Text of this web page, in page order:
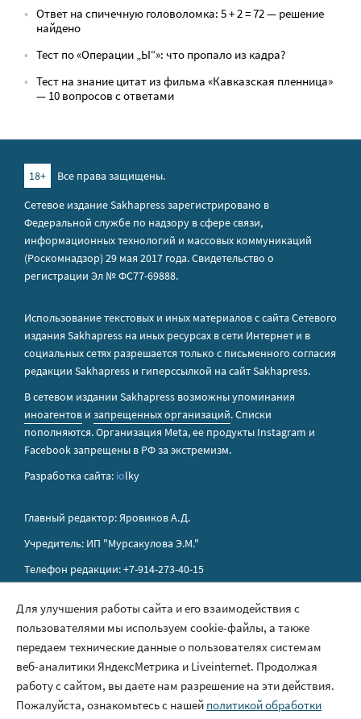
Ответ на спичечную головоломка: 5 + 2 = 72 — решение
найдено
Тест по «Операции „Ы“»: что пропало из кадра?
Тест на знание цитат из фильма «Кавказская пленница»
— 10 вопросов с ответами
18+
Все права защищены.
Сетевое издание Sakhapress зарегистрировано в
Федеральной службе по надзору в сфере связи,
информационных технологий и массовых коммуникаций
(Роскомнадзор) 29 мая 2017 года. Свидетельство о
регистрации Эл № ФС77-69888.
Использование текстовых и иных материалов с сайта Сетевого
издания Sakhapress на иных ресурсах в сети Интернет и в
социальных сетях разрешается только с письменного согласия
редакции Sakhapress и гиперссылкой на сайт Sakhapress.
В сетевом издании Sakhapress возможны упоминания
иноагентов и запрещенных организаций. Списки
пополняются. Организация Metа, ее продукты Instagram и
Facebook запрещены в РФ за экстремизм.
Разработка сайта: iolky
Главный редактор: Яровиков А.Д.
Учредитель: ИП "Мурсакулова Э.М."
Телефон редакции: +7-914-273-40-15
Правила сайта
Политика обработки персональных данных
Размещение рекламы
Контакты
Для улучшения работы сайта и его взаимодействия с
пользователями мы используем cookie-файлы, а также
передаем технические данные о пользователях системам
веб-аналитики ЯндексМетрика и Liveinternet. Продолжая
работу с сайтом, вы даете нам разрешение на эти действия.
Пожалуйста, ознакомьтесь с нашей политикой обработки